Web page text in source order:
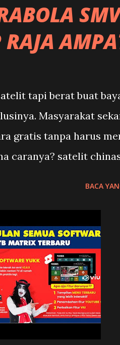
dapat melindungi
bertanggung
Tidak semua kripto
RAJA
tapi berat buat
Masyarakat
gratis tanpa harus
caranya? satelit
Raja Ampat.
chanelnya
perlukan hanyalah
siaran satelit
dish solid dengan
Mpeg4/hd dengan
SMV MMP Raja
RG6 Receiver MMP
BACA